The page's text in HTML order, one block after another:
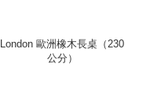
London 歐洲橡木長桌（230
公分）